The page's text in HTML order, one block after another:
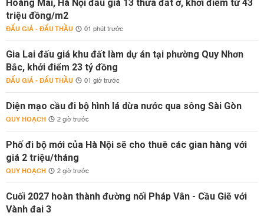
Hoàng Mai, Hà Nội đấu giá 13 thửa đất ở, khởi điểm từ 43
triệu đồng/m2
ĐẤU GIÁ - ĐẤU THẦU 01 phút trước
Gia Lai đấu giá khu đất làm dự án tại phường Quy Nhơn
Bắc, khởi điểm 23 tỷ đồng
ĐẤU GIÁ - ĐẤU THẦU 01 giờ trước
Diện mạo cầu đi bộ hình lá dừa nước qua sông Sài Gòn
QUY HOẠCH 2 giờ trước
Phố đi bộ mới của Hà Nội sẽ cho thuê các gian hàng với
giá 2 triệu/tháng
QUY HOẠCH 2 giờ trước
Cuối 2027 hoàn thành đường nối Pháp Vân - Cầu Giẽ với
Vành đai 3